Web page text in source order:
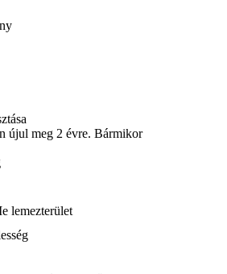
újul meg 2 évre. Bármikor
lemezterület